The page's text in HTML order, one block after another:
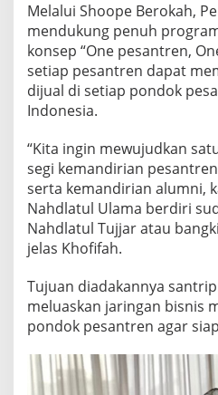
Melalui Shoope Berokah,
mendukung penuh
konsep “One pesantren,
setiap pesantren dapat
dijual di setiap pondok
Indonesia.
“Kita ingin mewujudkan
segi kemandirian
serta kemandirian alumni,
Nahdlatul Ulama berdiri
Nahdlatul Tujjar atau
jelas Khofifah.
Tujuan diadakannya
meluaskan jaringan bisnis
pondok pesantren agar